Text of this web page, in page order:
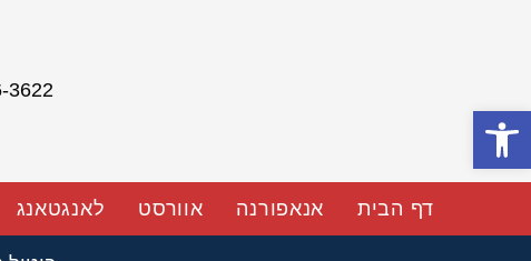
פתח סרגל נגישות
054-766-3622
דף הבית אנאפורנה אוורסט לאנגטאנג